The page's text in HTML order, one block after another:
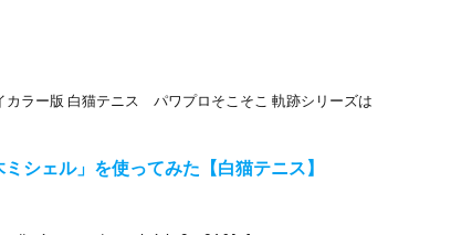
ラー版 白猫テニス パワプロそこそこ 軌跡シリーズは
シェル」を使ってみた【白猫テニス】